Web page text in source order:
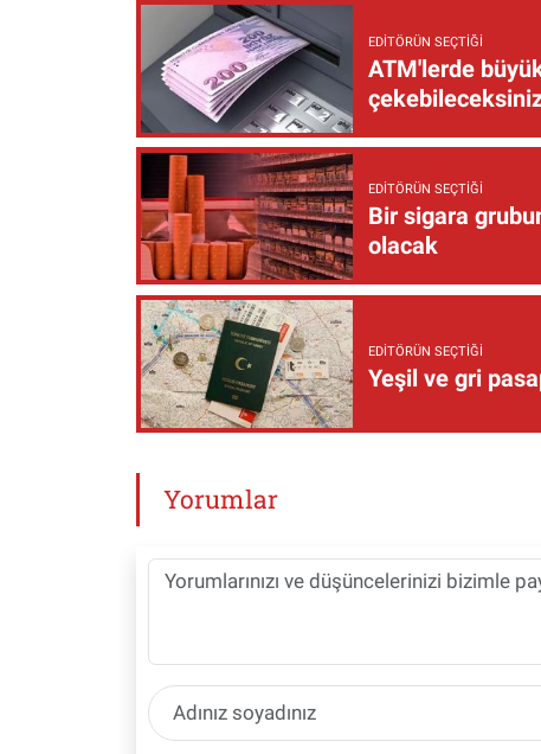
EDITÖRÜN SEÇTIĞI
ATM'lerde
EDITÖRÜN SEÇTIĞI
Bir sigara
olacak
EDITÖRÜN SEÇTIĞI
Yeşil ve gri
Yorumlar